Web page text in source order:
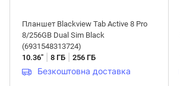
Планшет Blackview Tab Active 8 Pro
8/256GB Dual Sim Black
(6931548313724)
10.36" |8 ГБ |256 ГБ
Безкоштовна доставка